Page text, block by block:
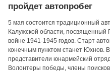
пройдет автопробег
5 мая состоится традиционный
Калужской области, посвященный
войне 1941-1945 годов. Старт
конечным пунктом станет Юхнов.
представители юнармейский
Волонтеры победы, члены